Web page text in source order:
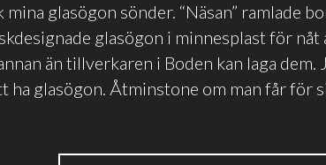
mina glasögon sönder. “Näsan” ramlade
glasögon i minnesplast för nåt
än tillverkaren i Boden kan laga dem.
ha glasögon. Åtminstone om man får för